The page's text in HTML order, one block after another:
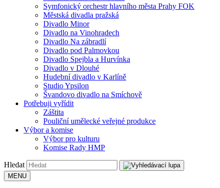
Symfonický orchestr hlavního města Prahy FOK
Městská divadla pražská
Divadlo Minor
Divadlo na Vinohradech
Divadlo Na zábradlí
Divadlo pod Palmovkou
Divadlo Spejbla a Hurvínka
Divadlo v Dlouhé
Hudební divadlo v Karlíně
Studio Ypsilon
Švandovo divadlo na Smíchově
Potřebuji vyřídit
Záštita
Pouliční umělecké veřejné produkce
Výbor a komise
Výbor pro kulturu
Komise Rady HMP
Hledat
MENU